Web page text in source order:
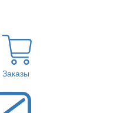
Заказы